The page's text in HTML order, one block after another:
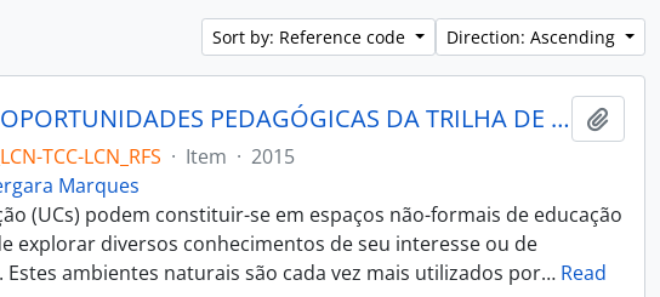
Sort by: Reference code Direction: Ascending
IDENTIFICAÇÃO DAS OPORTUNIDADES PEDAGÓGICAS DA TRILHA DE EDUCAÇÃO AMBIENTAL DO PARQUE NATURAL MORRO DO OSSO
TCC-LCN_RFS · Item · 2015
Marques
(UCs) podem constituir-se em espaços não-formais de educação
explorar diversos conhecimentos de seu interesse ou de
ambientes naturais são cada vez mais utilizados por… Read